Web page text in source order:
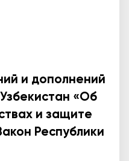
и дополнений
«Об
и защите
Республики